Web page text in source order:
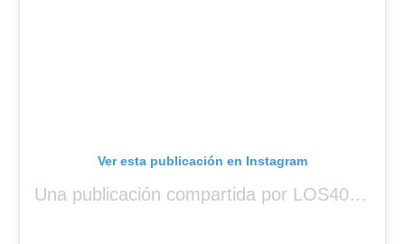
Ver esta publicación en Instagram
Una publicación compartida por LOS40 Panamá (@los40panama)